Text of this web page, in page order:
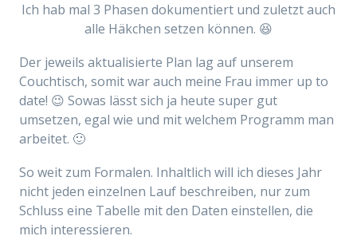
Ich hab mal 3 Phasen dokumentiert und zuletzt auch
alle Häkchen setzen können. 😆
Der jeweils aktualisierte Plan lag auf unserem
Couchtisch, somit war auch meine Frau immer up to
date! 😉 Sowas lässt sich ja heute super gut
umsetzen, egal wie und mit welchem Programm man
arbeitet. 🙂
So weit zum Formalen. Inhaltlich will ich dieses Jahr
nicht jeden einzelnen Lauf beschreiben, nur zum
Schluss eine Tabelle mit den Daten einstellen, die
mich interessieren.